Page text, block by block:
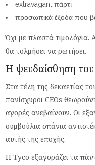
extravagant πάρτι
προσωπικά έξοδα που
Όχι με πλαστά τιμολόγια.
θα τολμήσει να ρωτήσει.
Η ψευδαίσθηση
Στα τέλη της δεκαετίας
πανίσχυροι CEOs
αγορές ανεβαίνουν. Οι
συμβούλια σπάνια
αυτής της εποχής.
Η Tyco εξαγοράζει τα